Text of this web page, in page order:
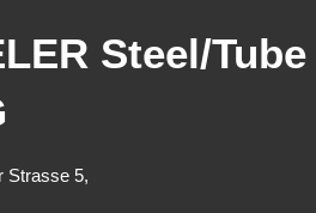
Steel/
Strasse 5,